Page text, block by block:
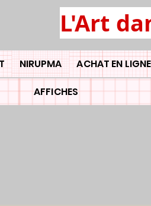
L'Art
NIRUPMA ACHAT EN LIGNE
AFFICHES